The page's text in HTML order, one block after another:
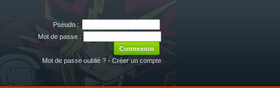
Pseudo :
Mot de passe :
Mot de passe oublié ? - Créer un compte